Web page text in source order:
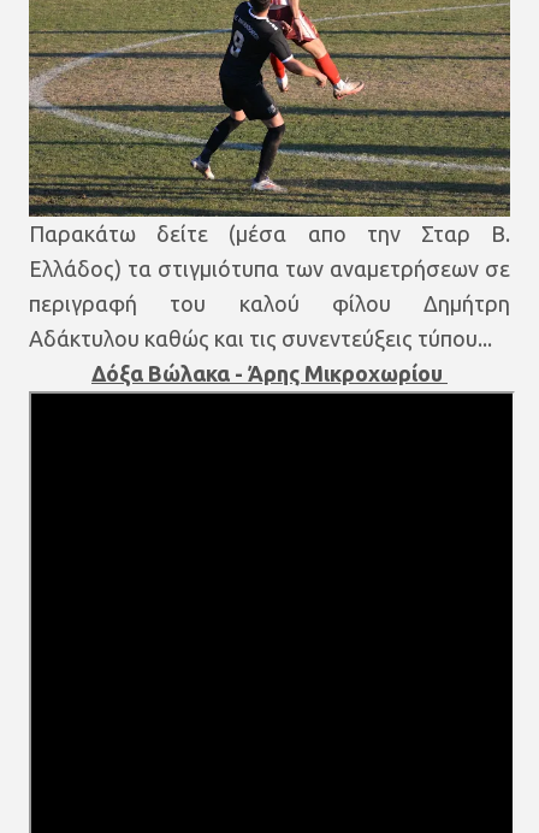
Παρακάτω δείτε (μέσα απο την Σταρ Β.
Ελλάδος) τα στιγμιότυπα των αναμετρήσεων σε
περιγραφή του καλού φίλου Δημήτρη
Αδάκτυλου καθώς και τις συνεντεύξεις τύπου...
Δόξα Βώλακα - Άρης Μικροχωρίου